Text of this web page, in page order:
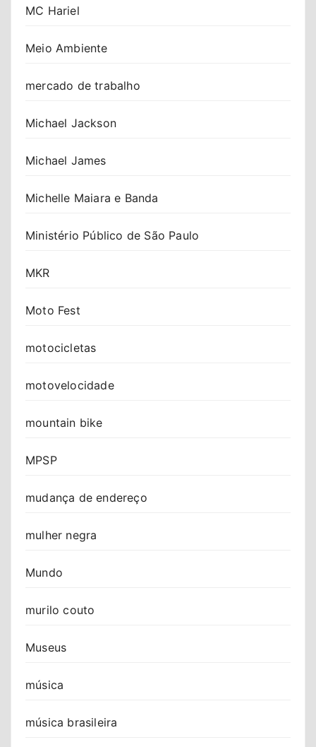
MC Hariel
Meio Ambiente
mercado de trabalho
Michael Jackson
Michael James
Michelle Maiara e Banda
Ministério Público de São Paulo
MKR
Moto Fest
motocicletas
motovelocidade
mountain bike
MPSP
mudança de endereço
mulher negra
Mundo
murilo couto
Museus
música
música brasileira